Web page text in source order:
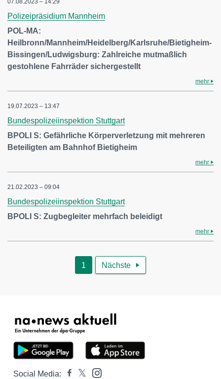
07.08.2023 – 14:29
Polizeipräsidium Mannheim
POL-MA:
Heilbronn/Mannheim/Heidelberg/Karlsruhe/Bietigheim-
Bissingen/Ludwigsburg: Zahlreiche mutmaßlich
gestohlene Fahrräder sichergestellt
mehr
19.07.2023 – 13:47
Bundespolizeiinspektion Stuttgart
BPOLI S: Gefährliche Körperverletzung mit mehreren
Beteiligten am Bahnhof Bietigheim
mehr
21.02.2023 – 09:04
Bundespolizeiinspektion Stuttgart
BPOLI S: Zugbegleiter mehrfach beleidigt
mehr
1 Nächste 
Social Media: